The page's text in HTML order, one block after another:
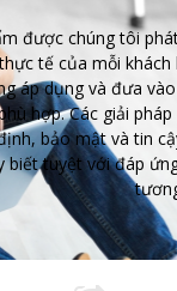
được chúng tôi
tế của mỗi khách
áp dụng và đưa
hợp. Các giải
bảo mật và tin
biết tuyệt với đáp